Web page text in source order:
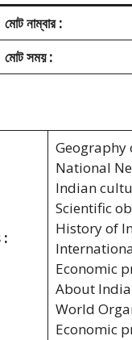
মোট নাম্বার :
মোট সময় :
:
Geography
National
Indian
Scientific
History of
Economic
About
World
Economic